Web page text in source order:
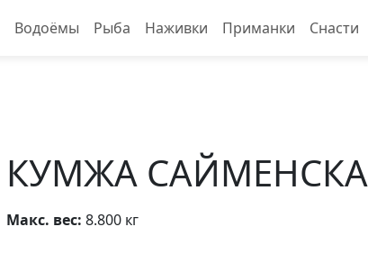
Водоёмы Рыба Наживки Приманки Снасти
КУМЖА
Макс. вес: 8.800 кг